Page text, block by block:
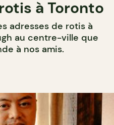
à Toronto
adresses de rotis à
au centre-ville que
à nos amis.